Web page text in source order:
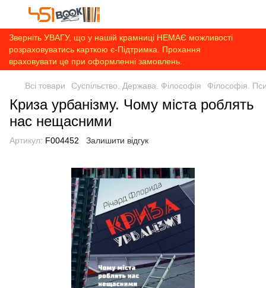
Зверніть УВАГУ, що у нашій крамниці НЕМАЄ можливості
розраховуватись карткою є-Підтримка. Прохання
враховувати це при оформленні замовлень.
Всі товари Суспільство. Держава. Філософія Філософія.
Криза урбанізму. Чому міста роблять
нас нещасними
Артикул: F004452 Залишити відгук